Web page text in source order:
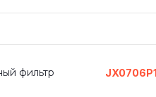
фильтр